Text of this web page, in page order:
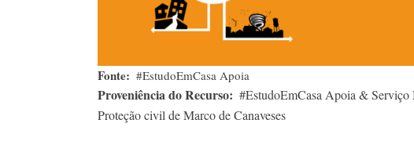
Fonte #EstudoEmCasa Apoia
Proveniência do Recurso
#EstudoEmCasa Apoia &
Proteção civil de Marco de Canaveses